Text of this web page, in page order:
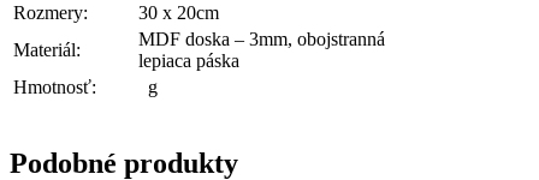
Rozmery:
30 x 20cm
Materiál:
MDF doska – 3mm, obojstranná
lepiaca páska
Hmotnosť:
g
Podobné produkty